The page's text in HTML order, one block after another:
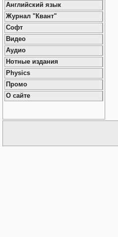
Английский язык
Журнал "Квант"
Софт
Видео
Аудио
Нотные издания
Physics
Промо
О сайте